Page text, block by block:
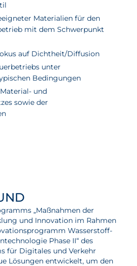
Materialien für den
mit dem Schwerpunkt
auf Dichtheit/Diffusion
unter
Bedingungen
und
sowie der
„Maßnahmen der
und Innovation im Rahmen
Wasserstoff-
Phase II“ des
für Digitales und Verkehr
Lösungen entwickelt, um den